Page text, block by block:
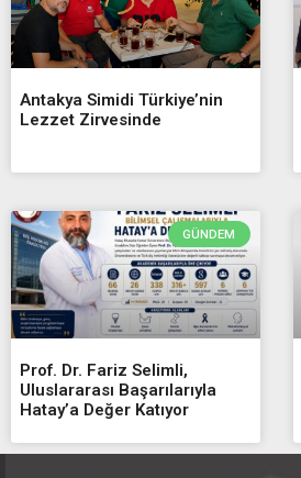
Antakya Simidi Türkiye’nin
Lezzet Zirvesinde
GÜNDEM
Prof. Dr. Fariz Selimli,
Uluslararası Başarılarıyla
Hatay’a Değer Katıyor